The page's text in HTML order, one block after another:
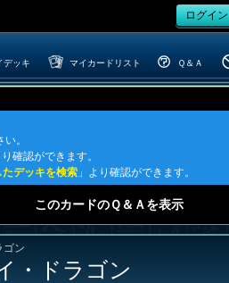
ログイン
デッキ マイカードリスト Ｑ＆Ａ
。
り確認ができます。
デッキを検索 」より確認ができます。
このカードのＱ＆Ａを表示
ゴン
・ドラゴン